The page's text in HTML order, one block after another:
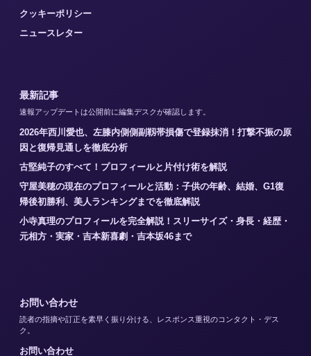
クッキーポリシー
ニュースレター
最新記事
速報アップデートは公開前に編集デスクが確認します。
2026年西川愛也、左膝内側側副靱帯損傷で登録抹消！打撃不振の原
因と復帰見通しを徹底分析
古堅純子のすべて！プロフィールと片付け術を解説
守屋美穂の現在のプロフィールと活動：子供の年齢、結婚、G1復
帰後初勝利、美人ランキングまでを徹底解説
小寺真理のプロフィールを完全解説！スリーサイズ・身長・経歴・
元相方・実家・吉本新喜劇・吉本坂46まで
お問い合わせ
読者の指摘や訂正を素早く振り分ける、レスポンス重視のコンタクト・デス
ク。
お問い合わせ